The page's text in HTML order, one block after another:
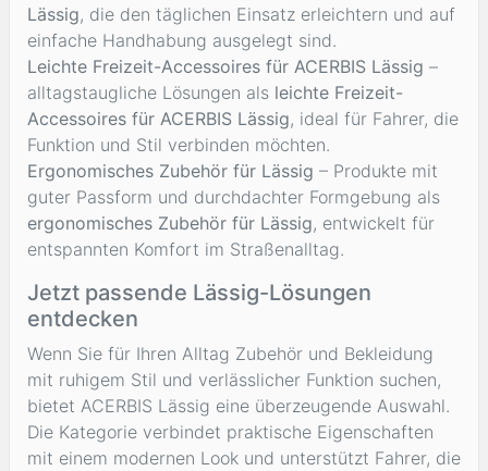
Lässig, die den täglichen Einsatz erleichtern und auf
einfache Handhabung ausgelegt sind.
Leichte Freizeit-Accessoires für ACERBIS Lässig –
alltagstaugliche Lösungen als leichte Freizeit-
Accessoires für ACERBIS Lässig, ideal für Fahrer, die
Funktion und Stil verbinden möchten.
Ergonomisches Zubehör für Lässig – Produkte mit
guter Passform und durchdachter Formgebung als
ergonomisches Zubehör für Lässig, entwickelt für
entspannten Komfort im Straßenalltag.
Jetzt passende Lässig-Lösungen
entdecken
Wenn Sie für Ihren Alltag Zubehör und Bekleidung
mit ruhigem Stil und verlässlicher Funktion suchen,
bietet ACERBIS Lässig eine überzeugende Auswahl.
Die Kategorie verbindet praktische Eigenschaften
mit einem modernen Look und unterstützt Fahrer, die